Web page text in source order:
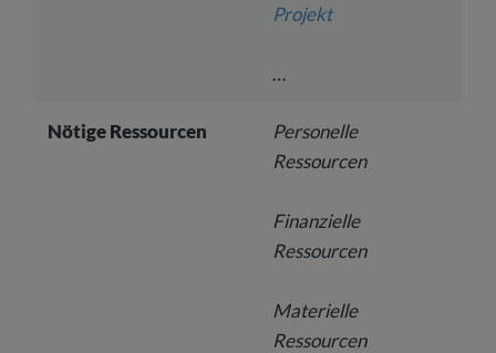
Projekt
…
Nötige Ressourcen
Personelle
Ressourcen
Finanzielle
Ressourcen
Materielle
Ressourcen